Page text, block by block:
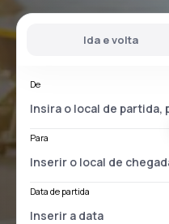
Ida e volta
De
Para
Data de partida